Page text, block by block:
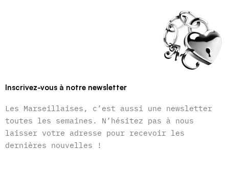
Inscrivez-vous à notre newsletter
Les Marseillaises, c’est aussi une newsletter
toutes les semaines. N’hésitez pas à nous
laisser votre adresse pour recevoir les
dernières nouvelles !